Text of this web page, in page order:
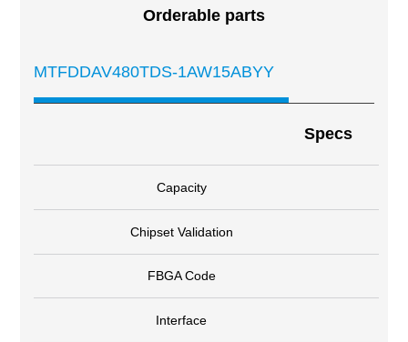
Orderable parts
MTFDDAV480TDS-1AW15ABYY
Specs
Capacity
Chipset Validation
FBGA Code
Interface